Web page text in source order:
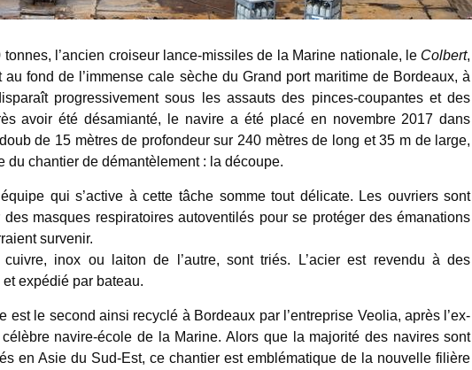
tonnes, l’ancien croiseur lance-missiles de la Marine nationale, le Colbert,
fond de l’immense cale sèche du Grand port maritime de Bordeaux, à
progressivement sous les assauts des pinces-coupantes et des
avoir été désamianté, le navire a été placé en novembre 2017 dans
de 15 mètres de profondeur sur 240 mètres de long et 35 m de large,
du chantier de démantèlement : la découpe.
qui s’active à cette tâche somme tout délicate. Les ouvriers sont
masques respiratoires autoventilés pour se protéger des émanations
survenir.
cuivre, inox ou laiton de l’autre, sont triés. L’acier est revendu à des
expédié par bateau.
est le second ainsi recyclé à Bordeaux par l’entreprise Veolia, après l’ex-
navire-école de la Marine. Alors que la majorité des navires sont
en Asie du Sud-Est, ce chantier est emblématique de la nouvelle filière